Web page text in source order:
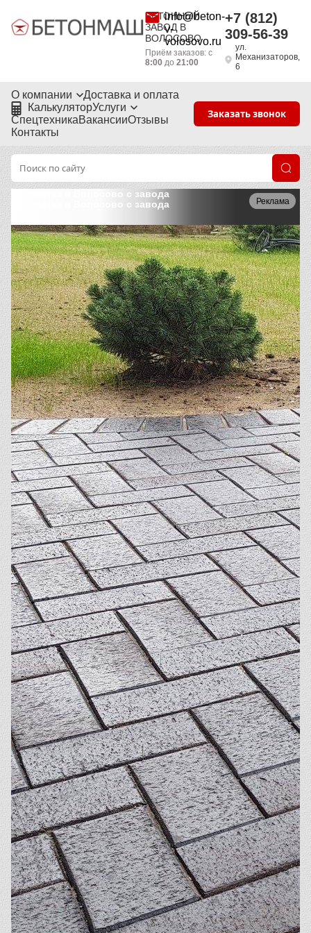
БЕТОННЫЙ
ЗАВОД В
ВОЛОСОВО
info@beton-
v-
volosovo.ru
Приём заказов: с
8:00 до 21:00
+7 (812)
309-56-39
ул.
Механизаторов,
6
О компании
Доставка и оплата
КалькуляторУслуги
СпецтехникаВакансииОтзывы
Контакты
Заказать звонок
Реклама
Брусчатка в Волосово с завода
Брусчатка в Волосово с завода